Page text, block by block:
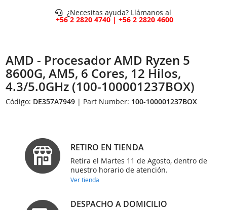
¿Necesitas ayuda? Llámanos al
+56 2 2820 4740 | +56 2 2820 4600
AMD - Procesador AMD Ryzen 5
8600G, AM5, 6 Cores, 12 Hilos,
4.3/5.0GHz (100-100001237BOX)
Código: DE357A7949 | Part Number: 100-100001237BOX
RETIRO EN TIENDA
Retira el Martes 11 de Agosto, dentro de
nuestro horario de atención.
Ver tienda
DESPACHO A DOMICILIO